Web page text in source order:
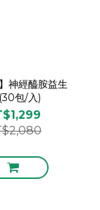
神經醯胺益生
包/入)